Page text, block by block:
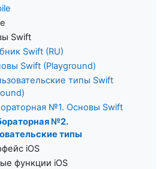
Swift
Swift (RU)
Swift (Playground)
типы Swift
№1. Основы Swift
№2.
типы
iOS
функции iOS